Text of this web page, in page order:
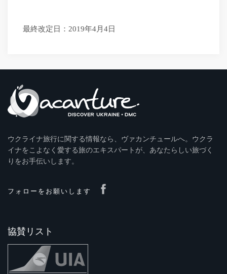
最終改定日： 2019年4月4日
ウクライナ旅行に関する情報なら、ヴァカンチュールへ。ウクラ
イナをこよなく愛する旅のエキスパートが、あなたらしい旅づく
りをお手伝いします。
フォローをお願いします
協賛リスト